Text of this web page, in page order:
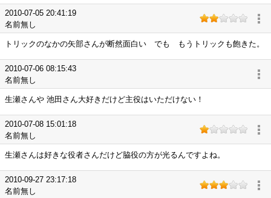
2010-07-05 20:41:19
名前無し
トリックのなかの矢部さんが断然面白い でも もうトリックも飽きた。
2010-07-06 08:15:43
名前無し
生瀬さんや 池田さん大好きだけど主役はいただけない！
2010-07-08 15:01:18
名前無し
生瀬さんは好きな役者さんだけど脇役の方が光るんですよね。
2010-09-27 23:17:18
名前無し